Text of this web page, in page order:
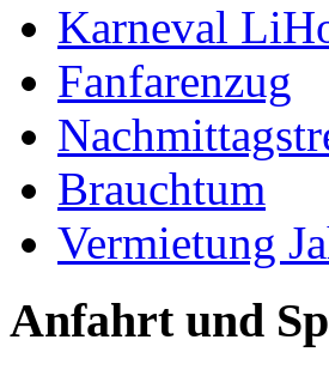
Karneval
Fanfarenzug
Brauchtum
Vermietung
Anfahrt und